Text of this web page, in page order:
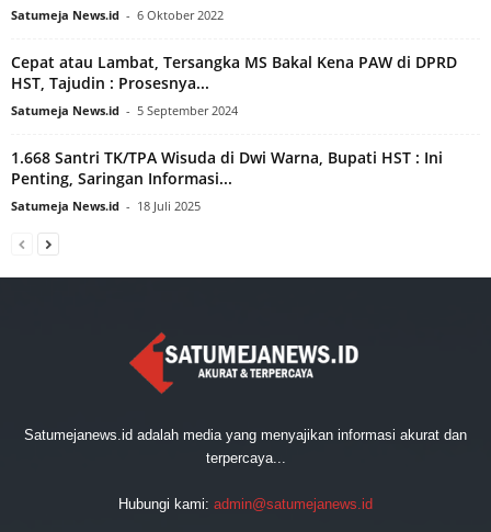
Satumeja News.id - 6 Oktober 2022
Cepat atau Lambat, Tersangka MS Bakal Kena PAW di DPRD
HST, Tajudin : Prosesnya...
Satumeja News.id - 5 September 2024
1.668 Santri TK/TPA Wisuda di Dwi Warna, Bupati HST : Ini
Penting, Saringan Informasi...
Satumeja News.id - 18 Juli 2025
Satumejanews.id adalah media yang menyajikan informasi akurat dan
terpercaya...
Hubungi kami: admin@satumejanews.id